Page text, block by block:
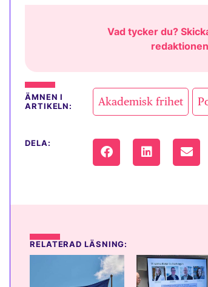
Vad tycker du?
ÄMNEN I
ARTIKELN:
Akademisk frihet
DELA:
RELATERAD LÄSNING: